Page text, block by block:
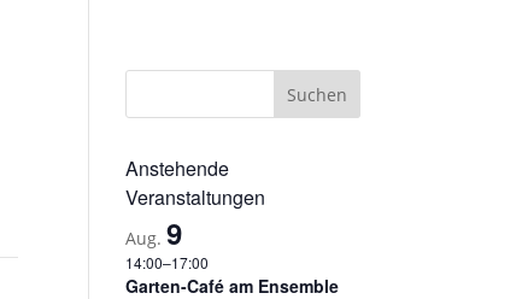
Anstehende
Veranstaltungen
Aug.9
14:00–17:00
Garten-Café am Ensemble